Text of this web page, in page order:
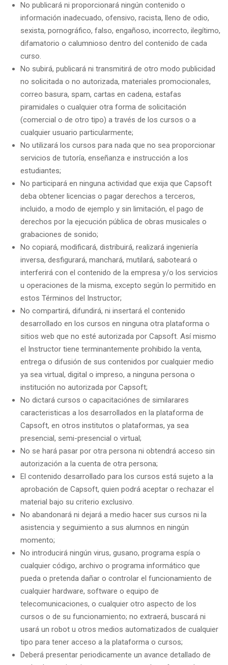
No publicará ni proporcionará ningún contenido o
información inadecuado, ofensivo, racista, lleno de odio,
sexista, pornográfico, falso, engañoso, incorrecto, ilegítimo,
difamatorio o calumnioso dentro del contenido de cada
curso.
No subirá, publicará ni transmitirá de otro modo publicidad
no solicitada o no autorizada, materiales promocionales,
correo basura, spam, cartas en cadena, estafas
piramidales o cualquier otra forma de solicitación
(comercial o de otro tipo) a través de los cursos o a
cualquier usuario particularmente;
No utilizará los cursos para nada que no sea proporcionar
servicios de tutoría, enseñanza e instrucción a los
estudiantes;
No participará en ninguna actividad que exija que Capsoft
deba obtener licencias o pagar derechos a terceros,
incluido, a modo de ejemplo y sin limitación, el pago de
derechos por la ejecución pública de obras musicales o
grabaciones de sonido;
No copiará, modificará, distribuirá, realizará ingeniería
inversa, desfigurará, manchará, mutilará, saboteará o
interferirá con el contenido de la empresa y/o los servicios
u operaciones de la misma, excepto según lo permitido en
estos Términos del Instructor;
No compartirá, difundirá, ni insertará el contenido
desarrollado en los cursos en ninguna otra plataforma o
sitios web que no esté autorizada por Capsoft. Así mismo
el Instructor tiene terminantemente prohibido la venta,
entrega o difusión de sus contenidos por cualquier medio
ya sea virtual, digital o impreso, a ninguna persona o
institución no autorizada por Capsoft;
No dictará cursos o capacitaciónes de similarares
caracteristicas a los desarrollados en la plataforma de
Capsoft, en otros institutos o plataformas, ya sea
presencial, semi-presencial o virtual;
No se hará pasar por otra persona ni obtendrá acceso sin
autorización a la cuenta de otra persona;
El contenido desarrollado para los cursos está sujeto a la
aprobación de Capsoft, quien podrá aceptar o rechazar el
material bajo su criterio exclusivo.
No abandonará ni dejará a medio hacer sus cursos ni la
asistencia y seguimiento a sus alumnos en ningún
momento;
No introducirá ningún virus, gusano, programa espía o
cualquier código, archivo o programa informático que
pueda o pretenda dañar o controlar el funcionamiento de
cualquier hardware, software o equipo de
telecomunicaciones, o cualquier otro aspecto de los
cursos o de su funcionamiento; no extraerá, buscará ni
usará un robot u otros medios automatizados de cualquier
tipo para tener acceso a la plataforma o cursos;
Deberá presentar periodicamente un avance detallado de